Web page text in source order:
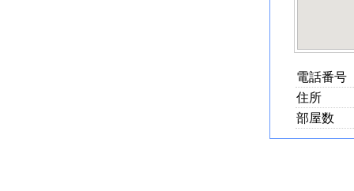
電話番号
住所
部屋数